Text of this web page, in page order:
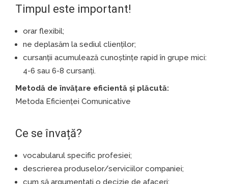
Timpul este important!
orar flexibil;
ne deplasăm la sediul clienților;
cursanții acumulează cunoștințe rapid în grupe mici:
4-6 sau 6-8 cursanți.
Metodă de învățare eficientă și plăcută:
Metoda Eficienței Comunicative
Ce se învață?
vocabularul specific profesiei;
descrierea produselor/serviciilor companiei;
cum să argumentați o decizie de afaceri;